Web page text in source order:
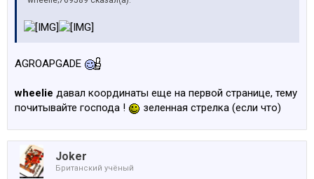
AGROAPGADE
wheelie давал координаты еще на первой странице, тему
почитывайте господа !
зеленная стрелка (если что)
Joker
Британский учёный